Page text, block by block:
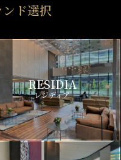
ド選択
RESIDIA
レジディア